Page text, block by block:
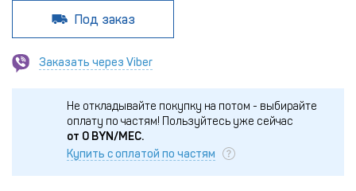
Под заказ
Заказать через Viber
Не откладывайте покупку на потом - выбирайте
оплату по частям! Пользуйтесь уже сейчас
от 0 BYN/МЕС.
Купить с оплатой по частям